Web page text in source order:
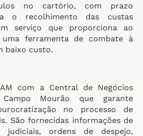
no cartório, com prazo
o recolhimento das custas
serviço que proporciona ao
uma ferramenta de combate à
baixo custo.
com a Central de Negócios
Mourão que garante
no processo de
São fornecidas informações de
judiciais, ordens de despejo,